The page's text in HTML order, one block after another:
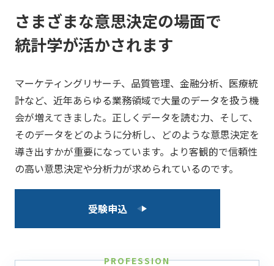
さまざまな意思決定の場面で
統計学が活かされます
マーケティングリサーチ、品質管理、金融分析、医療統
計など、近年あらゆる業務領域で大量のデータを扱う機
会が増えてきました。正しくデータを読む力、そして、
そのデータをどのように分析し、どのような意思決定を
導き出すかが重要になっています。より客観的で信頼性
の高い意思決定や分析力が求められているのです。
受験申込
PROFESSION